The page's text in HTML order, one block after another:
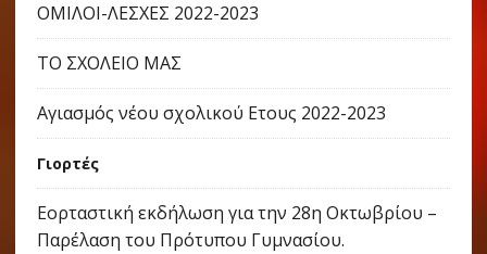
ΟΜΙΛΟΙ-ΛΕΣΧΕΣ 2022-2023
ΤΟ ΣΧΟΛΕΙΟ ΜΑΣ
Αγιασμός νέου σχολικού Ετους 2022-2023
Γιορτές
Εορταστική εκδήλωση για την 28η Οκτωβρίου –
Παρέλαση του Πρότυπου Γυμνασίου.